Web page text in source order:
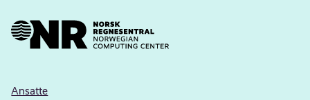
Ansatte